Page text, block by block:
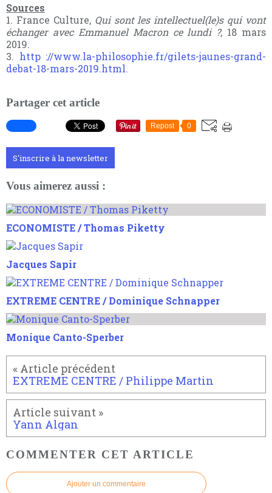
Sources
1. France Culture, Qui sont les intellectuel(le)s qui vont
échanger avec Emmanuel Macron ce lundi ?, 18 mars
2019.
3. http ://www.la-philosophie.fr/gilets-jaunes-grand-
debat-18-mars-2019.html.
Partager cet article
Repost 0
S'inscrire à la newsletter
Vous aimerez aussi :
ECONOMISTE / Thomas Piketty
Jacques Sapir
EXTREME CENTRE / Dominique Schnapper
Monique Canto-Sperber
EXTREME CENTRE / Philippe Martin
Yann Algan
COMMENTER CET ARTICLE
Ajouter un commentaire